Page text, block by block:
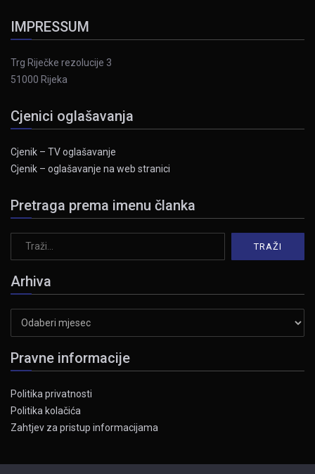
IMPRESSUM
Trg Riječke rezolucije 3
51000 Rijeka
Cjenici oglašavanja
Cjenik – TV oglašavanje
Cjenik – oglašavanje na web stranici
Pretraga prema imenu članka
Arhiva
Pravne informacije
Politika privatnosti
Politika kolačića
Zahtjev za pristup informacijama